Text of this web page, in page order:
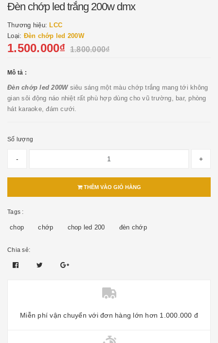
Đèn chớp led trắng 200w dmx
Thương hiệu: LCC
Loại: Đèn chớp led 200W
1.500.000₫ 1.800.000₫
Mô tả :
Đèn chớp led 200Wsiêu sáng một màu chớp trắng mang tới không
gian sôi động náo nhiệt rất phù hợp dùng cho vũ trường, bar, phòng
hát karaoke, đám cưới.
Số lượng
- +
THÊM VÀO GIỎ HÀNG
Tags :
chop chớp chop led 200 đèn chớp
Chia sẻ:
Miễn phí vận chuyển với đơn hàng lớn hơn 1.000.000 đ